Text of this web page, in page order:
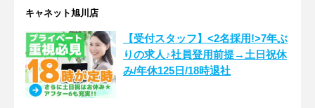
キャネット旭川店
【受付スタッフ】<2名採用!>7年ぶ
りの求人♪社員登用前提→土日祝休
み/年休125日/18時退社